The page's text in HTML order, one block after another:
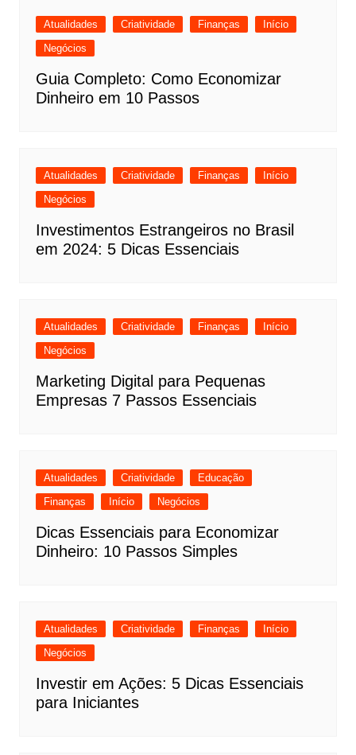
Atualidades Criatividade Finanças
Início
Negócios
Guia Completo: Como Economizar
Dinheiro em 10 Passos
Atualidades Criatividade Finanças
Início
Negócios
Investimentos Estrangeiros no Brasil
em 2024: 5 Dicas Essenciais
Atualidades Criatividade Finanças
Início
Negócios
Marketing Digital para Pequenas
Empresas 7 Passos Essenciais
Atualidades Criatividade
Educação
Finanças
Início Negócios
Dicas Essenciais para Economizar
Dinheiro: 10 Passos Simples
Atualidades Criatividade Finanças
Início
Negócios
Investir em Ações: 5 Dicas Essenciais
para Iniciantes